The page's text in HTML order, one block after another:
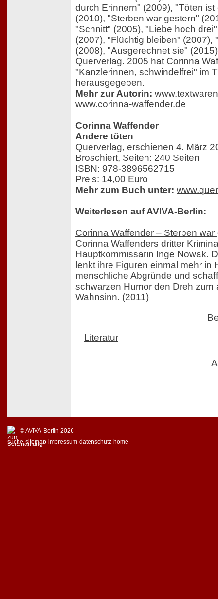
durch Erinnern" (2009), "Töten ist
(2010), "Sterben war gestern"
"Schnitt" (2005), "Liebe hoch
(2007), "Flüchtig bleiben" (2007),
(2008), "Ausgerechnet sie"
Querverlag. 2005 hat Corinna
"Kanzlerinnen, schwindelfrei" im
herausgegeben.
Mehr zur Autorin:
www.corinna-waffender.de
Corinna Waffender
Andere töten
Querverlag, erschienen 4. März
Broschiert, Seiten: 240 Seiten
ISBN: 978-3896562715
Preis: 14,00 Euro
Mehr zum Buch unter:
Weiterlesen auf AVIVA-Berlin:
Corinna Waffender – Sterben war
Corinna Waffenders dritter
Hauptkommissarin Inge Nowak.
lenkt ihre Figuren einmal mehr in
menschliche Abgründe und
schwarzen Humor den Dreh zum
Wahnsinn. (2011)
Literatur
© AVIVA-Berlin 2026
suche sitemap impressum datenschutz home